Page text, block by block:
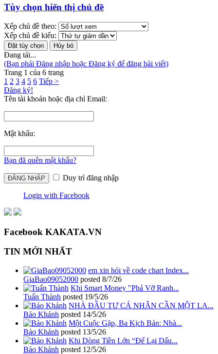
Tùy chọn hiển thị chủ đề
Xếp chủ đề theo:
Xếp chủ đề kiểu:
Đang tải...
(Bạn phải Đăng nhập hoặc Đăng ký để đăng bài viết)
Trang 1 của 6 trang
1 2 3 4 5 6 Tiếp >
Đăng ký!
Tên tài khoản hoặc địa chỉ Email:
Mật khẩu:
Bạn đã quên mật khẩu?
Duy trì đăng nhập
Login with Facebook
Facebook KAKATA.VN
TIN MỚI NHẤT
em xin hỏi về code chart Index...
GiaBao09052000 posted 8/7/26
Khi Smart Money "Phá Vỡ Ranh...
Tuấn Thành posted 19/5/26
NHÀ ĐẦU TƯ CÁ NHÂN CẦN MỘT LA...
Bảo Khánh posted 14/5/26
Một Cuộc Gặp, Ba Kịch Bản: Nhà...
Bảo Khánh posted 13/5/26
Khi Dòng Tiền Lớn “Để Lại Dấu...
Bảo Khánh posted 12/5/26